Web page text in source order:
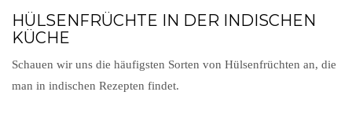
HÜLSENFRÜCHTE IN DER INDISCHEN
KÜCHE
Schauen wir uns die häufigsten Sorten von Hülsenfrüchten an, die
man in indischen Rezepten findet.